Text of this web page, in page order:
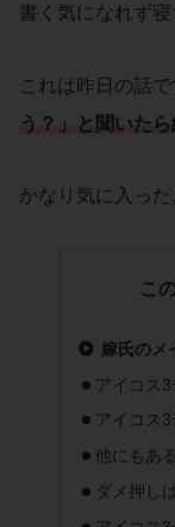
書く気になれず寝
これは昨日の話で
う？」と聞いた
かなり気に入った
こ
嫁氏のメ
アイコス
アイコス
他にもあ
ダメ押し